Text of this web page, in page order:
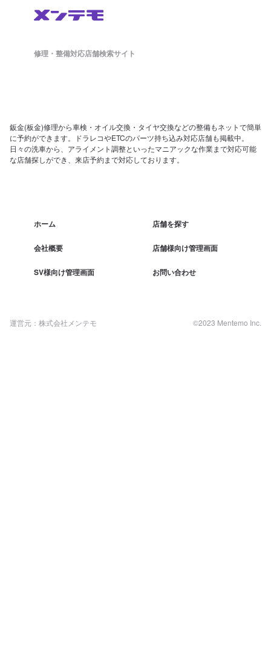
修理・整備対応店舗検索サイト
鈑金(板金)修理から車検・オイル交換・タイヤ交換などの整備もネットで簡単
に予約ができます。ドラレコやETCのパーツ持ち込み対応店舗も掲載中。
日々の洗車から、アライメント調整といったマニアックな作業まで対応可能
な店舗探しができ、来店予約まで対応しております。
ホーム 店舗を探す
会社概要 店舗様向け管理画面
SV様向け管理画面 お問い合わせ
運営元：株式会社メンテモ ©2023 Mentemo Inc.